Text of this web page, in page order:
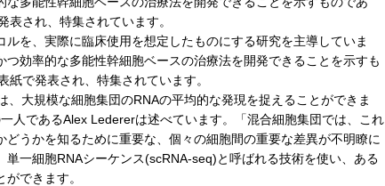
され、特集されています。
を、実際に臨床使用を想定したものにする研究を主導していま
効率的な多能性幹細胞ベースの治療法を開発できることを示すも
で発表され、特集されています。
、大規模な細胞集団のRNAの平均的な発現を捉えることができま
人であるAlex Ledererは述べています。「混合細胞集団では、これ
うかを知るために重要な、個々の細胞間の重要な差異が不明瞭に
一細胞RNAシーケンス(scRNA-seq)と呼ばれる技術を使い、ある
できます。